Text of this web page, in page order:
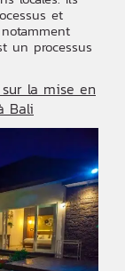
et
un processus
la mise en
Bali